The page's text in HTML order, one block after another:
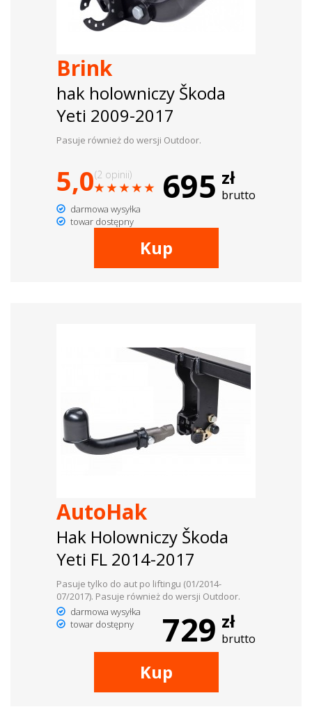
Brink
hak holowniczy Škoda
Yeti 2009-2017
Pasuje również do wersji Outdoor.
5,0(2 opinii)
darmowa wysyłka
towar dostępny
695 zł
brutto
Kup
AutoHak
Hak Holowniczy Škoda
Yeti FL 2014-2017
Pasuje tylko do aut po liftingu (01/2014-
07/2017). Pasuje również do wersji Outdoor.
darmowa wysyłka
towar dostępny
729 zł
brutto
Kup